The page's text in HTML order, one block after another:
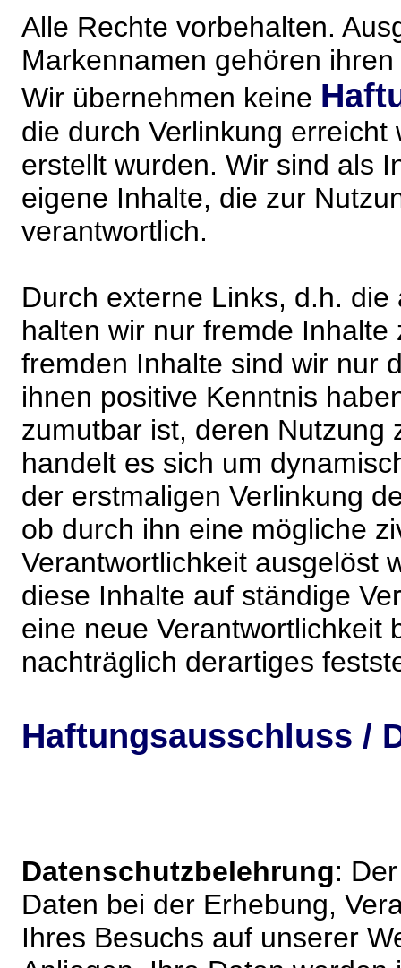
Alle Rechte vorbehalten.
Markennamen gehören
Wir übernehmen keine
die durch Verlinkung
erstellt wurden. Wir sind als
eigene Inhalte, die zur
verantwortlich.
Durch externe Links, d.h.
halten wir nur fremde
fremden Inhalte sind wir nur
ihnen positive Kenntnis
zumutbar ist, deren Nutzung
handelt es sich um
der erstmaligen Verlinkung
ob durch ihn eine mögliche
Verantwortlichkeit ausgelöst
diese Inhalte auf ständige
eine neue Verantwortlichkeit
nachträglich derartiges
Haftungsausschluss /
Datenschutzbelehrung:
Daten bei der Erhebung,
Ihres Besuchs auf unserer